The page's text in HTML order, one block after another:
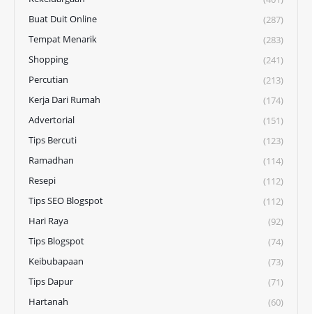
Buat Duit Online
(287)
Tempat Menarik
(283)
Shopping
(241)
Percutian
(213)
Kerja Dari Rumah
(174)
Advertorial
(151)
Tips Bercuti
(123)
Ramadhan
(114)
Resepi
(112)
Tips SEO Blogspot
(112)
Hari Raya
(92)
Tips Blogspot
(74)
Keibubapaan
(73)
Tips Dapur
(71)
Hartanah
(60)